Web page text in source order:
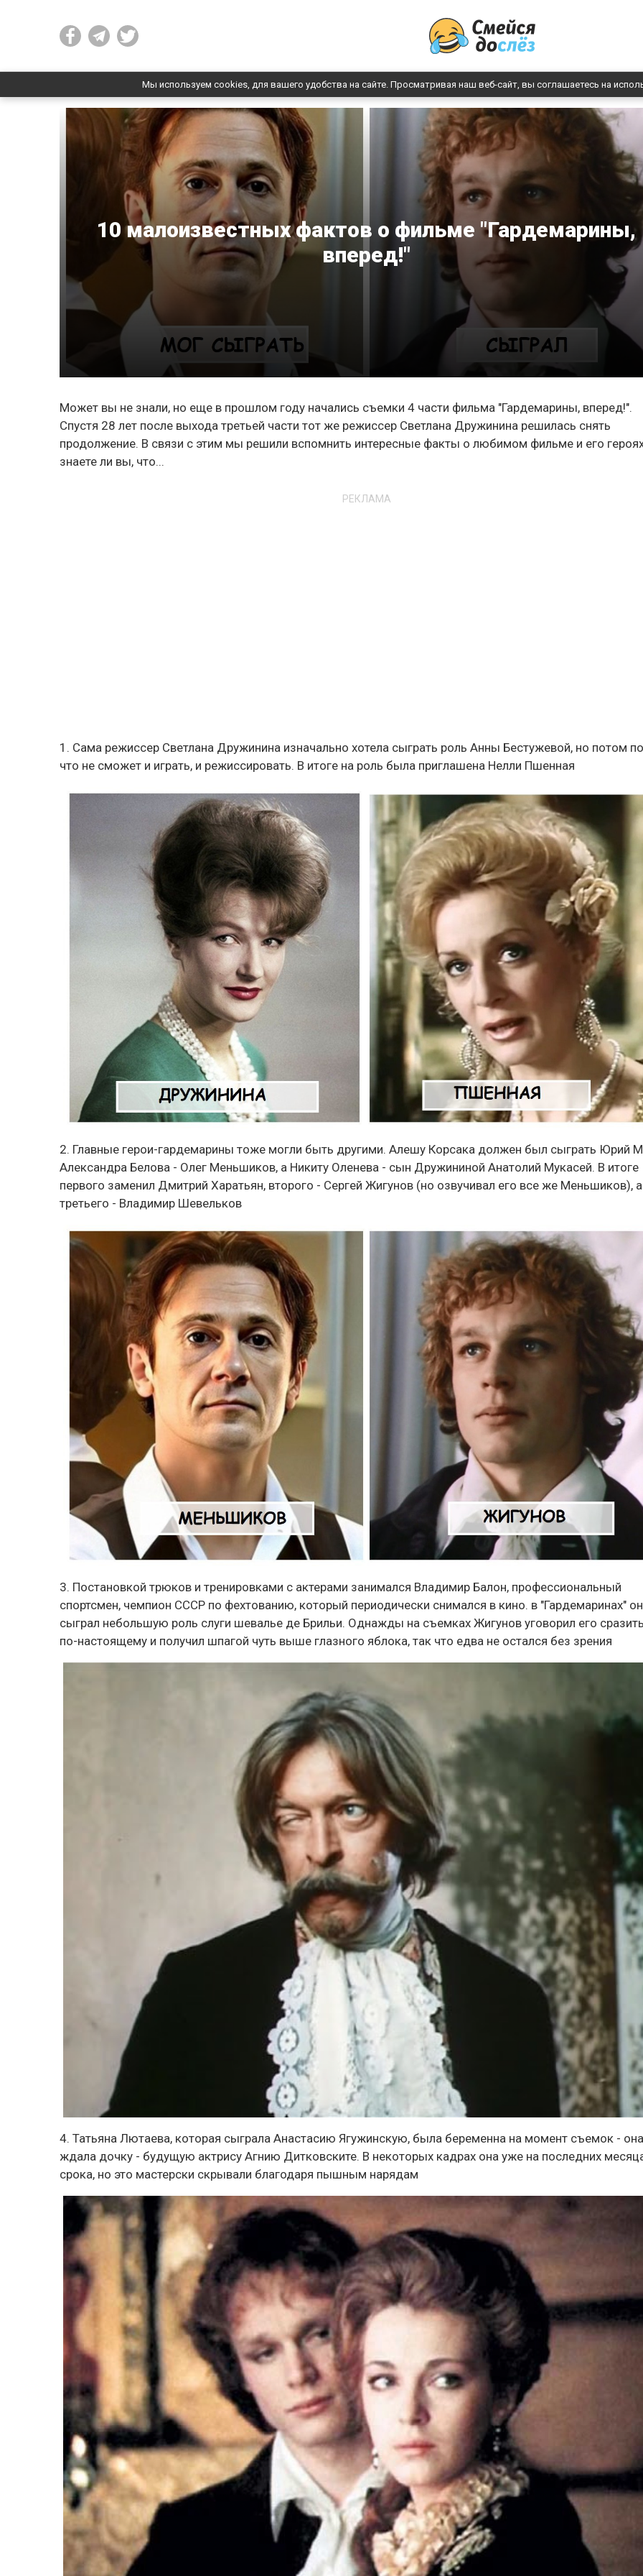
Мы используем cookies, для вашего удобства на сайте. Просматривая наш веб-сайт, вы соглашаетесь на
10 малоизвестных фактов о фильме "Гардемарины,
вперед!"
Может вы не знали, но еще в прошлом году начались съемки 4 части фильма "Гардемарины, вперед!".
Спустя 28 лет после выхода третьей части тот же режиссер Светлана Дружинина решилась снять
продолжение. В связи с этим мы решили вспомнить интересные факты о любимом фильме и его
знаете ли вы, что...
РЕКЛАМА
1. Сама режиссер Светлана Дружинина изначально хотела сыграть роль Анны Бестужевой, но потом
что не сможет и играть, и режиссировать. В итоге на роль была приглашена Нелли Пшенная
2. Главные герои-гардемарины тоже могли быть другими. Алешу Корсака должен был сыграть Юрий
Александра Белова - Олег Меньшиков, а Никиту Оленева - сын Дружининой Анатолий Мукасей. В итоге
первого заменил Дмитрий Харатьян, второго - Сергей Жигунов (но озвучивал его все же Меньшиков), а
третьего - Владимир Шевельков
3. Постановкой трюков и тренировками с актерами занимался Владимир Балон, профессиональный
спортсмен, чемпион СССР по фехтованию, который периодически снимался в кино. в "Гардемаринах" он
сыграл небольшую роль слуги шевалье де Брильи. Однажды на съемках Жигунов уговорил его
по-настоящему и получил шпагой чуть выше глазного яблока, так что едва не остался без зрения
4. Татьяна Лютаева, которая сыграла Анастасию Ягужинскую, была беременна на момент съемок -
ждала дочку - будущую актрису Агнию Дитковските. В некоторых кадрах она уже на последних
срока, но это мастерски скрывали благодаря пышным нарядам